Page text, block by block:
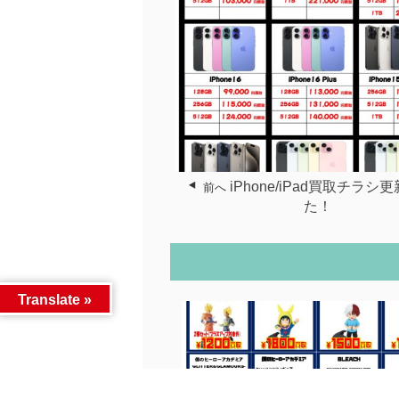
前へ iPhone/iPad買取チラシ更
た！
Translate »